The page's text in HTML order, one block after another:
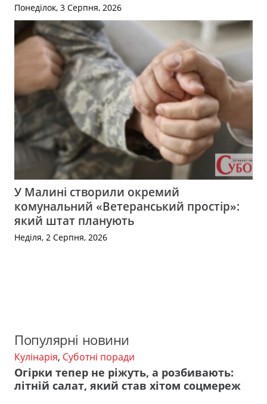
Понеділок, 3 Серпня, 2026
У Малині створили окремий
комунальний «Ветеранський простір»:
який штат планують
Неділя, 2 Серпня, 2026
Популярні новини
Кулінарія, Суботні поради
Огірки тепер не ріжуть, а розбивають:
літній салат, який став хітом соцмереж